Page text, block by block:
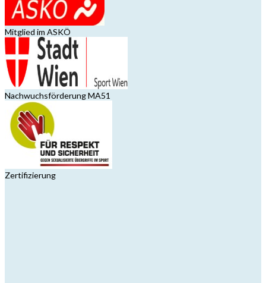
Mitglied im ASKÖ
Nachwuchsförderung MA51
Zertifizierung